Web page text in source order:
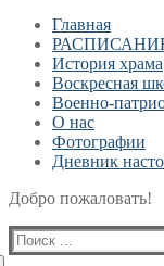
Главная
История храма
Воскресная
Военно-
О нас
Фотографии
Дневник
Добро пожаловать!
Найти: